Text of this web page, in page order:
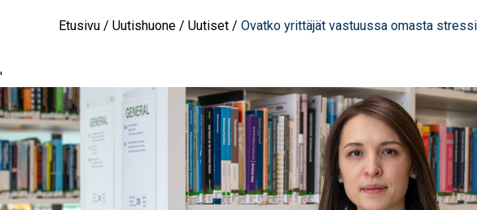
Etusivu Uutishuone Uutiset Ovatko yrittäjät vastuussa omasta
'
Image